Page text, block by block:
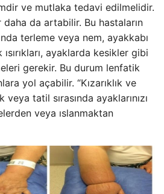
ve mutlaka tedavi edilmelidir.
daha da artabilir. Bu hastaların
terleme veya nem, ayakkabı
ısırıkları, ayaklarda kesikler gibi
gerekir. Bu durum lenfatik
yol açabilir. “Kızarıklık ve
tatil sırasında ayaklarınızı
veya ıslanmaktan